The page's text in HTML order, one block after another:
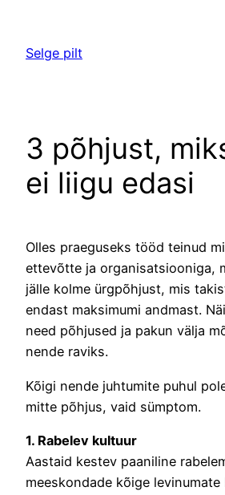
juurde
Selge pilt
3 põhjust,
ei liigu edasi
Olles praeguseks tööd teinud
ettevõtte ja organisatsiooniga,
jälle kolme ürgpõhjust, mis
endast maksimumi andmast.
need põhjused ja pakun välja
nende raviks.
Kõigi nende juhtumite puhul
mitte põhjus, vaid sümptom.
1. Rabelev kultuur
Aastaid kestev paaniline
meeskondade kõige